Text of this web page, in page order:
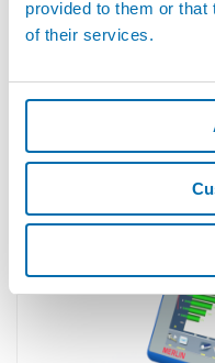
provided to them or that
of their services.
MERLIN PLUS™ - 基于